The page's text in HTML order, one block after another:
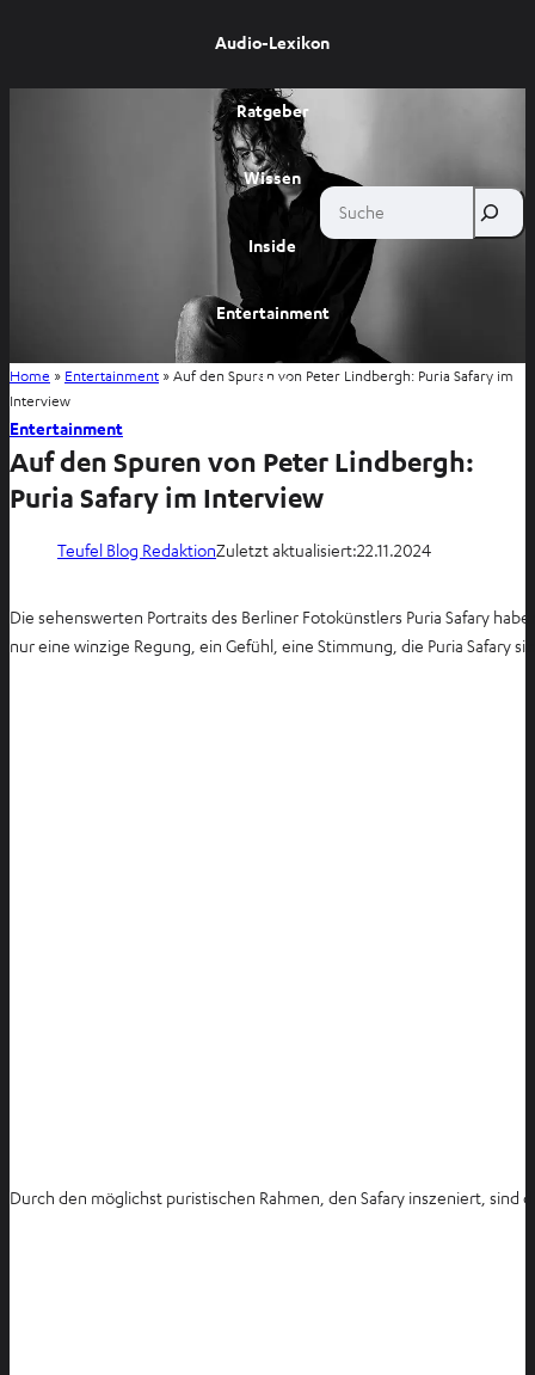
Audio-Lexikon
Ratgeber
Wissen
Inside
Entertainment
Shop
Suche
Home » Entertainment »Auf den Spuren von Peter Lindbergh: Puria Safary im
Interview
Entertainment
Auf den Spuren von Peter Lindbergh:
Puria Safary im Interview
Teufel Blog RedaktionZuletzt aktualisiert:22.11.2024
Die sehenswerten Portraits des Berliner Fotokünstlers Puria Safary
nur eine winzige Regung, ein Gefühl, eine Stimmung, die Puria Safary
Durch den möglichst puristischen Rahmen, den Safary inszeniert,